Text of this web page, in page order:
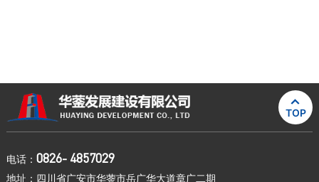

TOP
电话： 0826- 4857029
地址：四川省广安市华蓥市岳广华大道章广二期